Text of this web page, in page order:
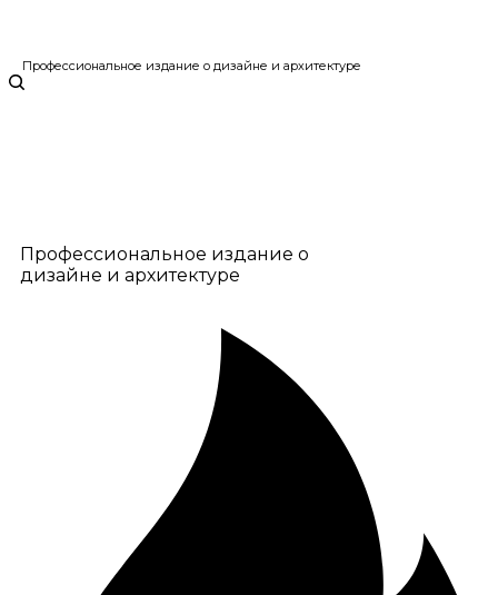
Профессиональное издание о дизайне и архитектуре
Профессиональное издание о
дизайне и архитектуре